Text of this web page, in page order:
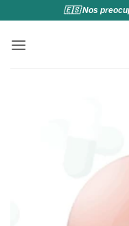
contenido
🇪🇸 Nos